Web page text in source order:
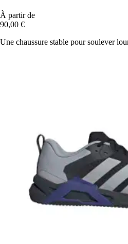
À partir de
90,00 €
Une chaussure stable pour soulever